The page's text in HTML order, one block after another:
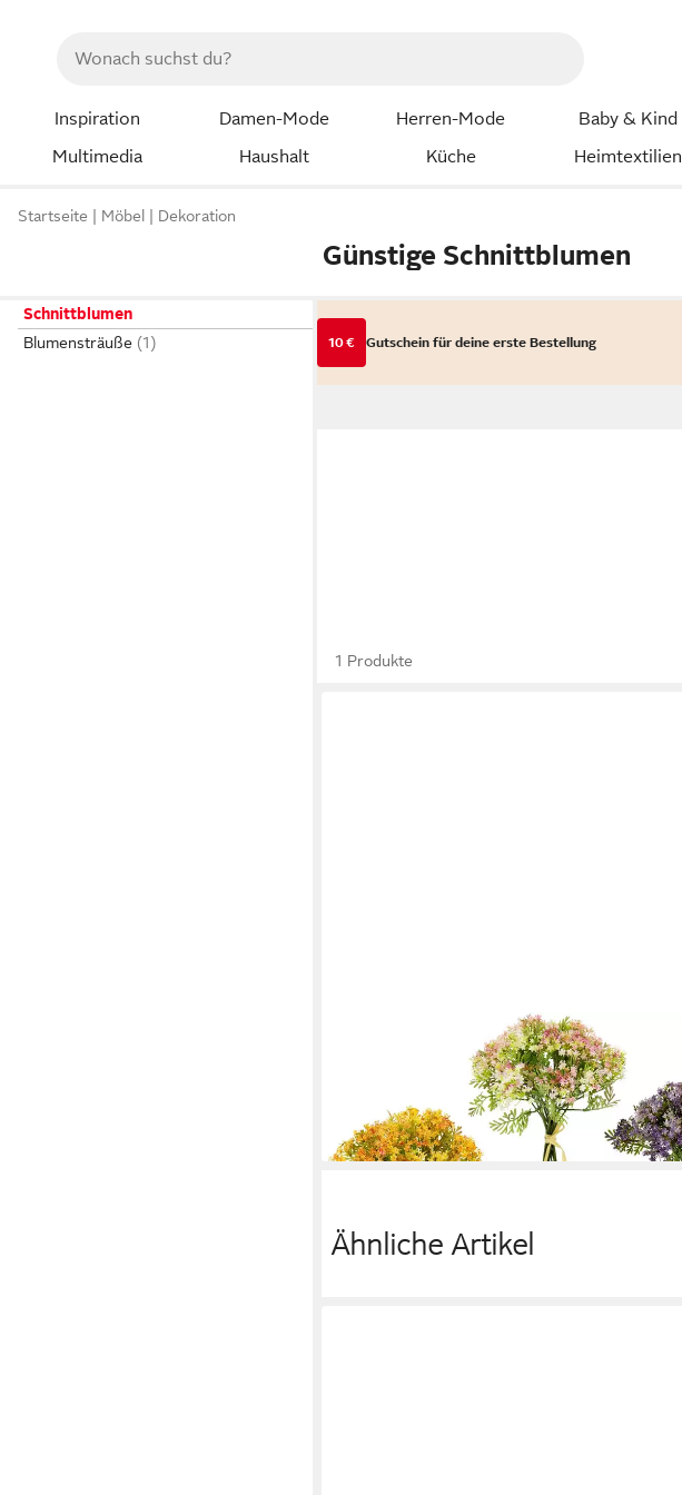
Inspiration Damen-Mode Herren-Mode Baby & Kind
Multimedia
Haushalt Küche Heimtextilien
Startseite Möbel Dekoration
Günstige Schnittblumen
Schnittblumen
Blumensträuße
10 € Gutschein für deine erste Bestellung
1 Produkte
Blumenstrauß Schleierkraut, Blütenbusch
26,99 €
lieferbar - in 3-4 Werktagen bei dir
Ähnliche Artikel